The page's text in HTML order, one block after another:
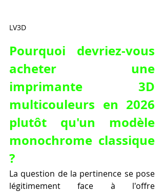
LV3D
Pourquoi devriez-vous
acheter une
imprimante 3D
multicouleurs en 2026
plutôt qu'un modèle
monochrome classique
?
La question de la pertinence se pose
légitimement face à l'offre